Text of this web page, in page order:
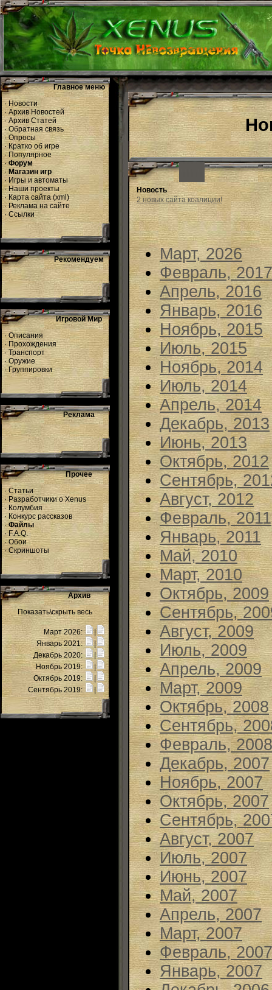
Главное меню
·Новости
·Архив Новостей
·Архив Статей
·Обратная связь
·Опросы
·Кратко об игре
· Популярное
· Форум
·Магазин игр
· Игры и автоматы
·Наши проекты
·Карта сайта(xml )
·Реклама на сайте
·Ссылки
Рекомендуем
Игровой Мир
·Описания
·Прохождения
·Транспорт
·Оружие
·Группировки
Реклама
Прочее
·Статьи
·Разработчики о Xenus
·Колумбия
·Конкурс рассказов
·Файлы
·F.A.Q.
· Обои
· Скриншоты
Архив
Показать\скрыть весь
Март 2026:
Январь 2021:
|
Декабрь 2020:
Ноябрь 2019:
Октябрь 2019:
Сентябрь 2019:
Новость
2 новых сайта коалиции!
Март, 2026
Февраль, 2017
Апрель, 2016
Январь, 2016
Ноябрь, 2015
Июль, 2015
Ноябрь, 2014
Июль, 2014
Апрель, 2014
Декабрь, 2013
Июнь, 2013
Октябрь, 2012
Сентябрь,
Август, 2012
Февраль, 2011
Январь, 2011
Май, 2010
Март, 2010
Октябрь, 2009
Сентябрь,
Август, 2009
Июль, 2009
Апрель, 2009
Март, 2009
Октябрь, 2008
Сентябрь,
Февраль, 2008
Декабрь, 2007
Ноябрь, 2007
Октябрь, 2007
Сентябрь,
Август, 2007
Июль, 2007
Июнь, 2007
Май, 2007
Апрель, 2007
Март, 2007
Февраль, 2007
Январь, 2007